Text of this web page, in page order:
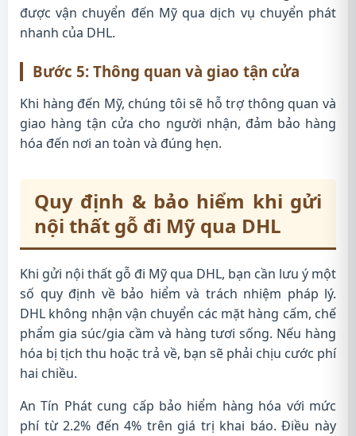
được vận chuyển đến Mỹ qua dịch vụ chuyển phát
nhanh của DHL.
Bước 5: Thông quan và giao tận cửa
Khi hàng đến Mỹ, chúng tôi sẽ hỗ trợ thông quan và
giao hàng tận cửa cho người nhận, đảm bảo hàng
hóa đến nơi an toàn và đúng hẹn.
Quy định & bảo hiểm khi gửi
nội thất gỗ đi Mỹ qua DHL
Khi gửi nội thất gỗ đi Mỹ qua DHL, bạn cần lưu ý một
số quy định về bảo hiểm và trách nhiệm pháp lý.
DHL không nhận vận chuyển các mặt hàng cấm, chế
phẩm gia súc/gia cầm và hàng tươi sống. Nếu hàng
hóa bị tịch thu hoặc trả về, bạn sẽ phải chịu cước phí
hai chiều.
An Tín Phát cung cấp bảo hiểm hàng hóa với mức
phí từ 2.2% đến 4% trên giá trị khai báo. Điều này